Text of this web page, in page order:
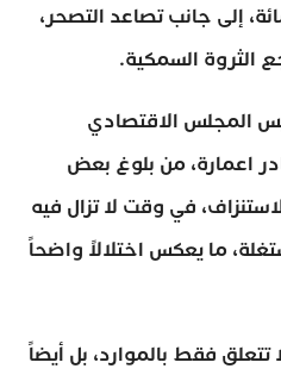
بـ23 في المائة، إلى جانب تصاعد التصحر،
الثروة السمكية.
المجلس الاقتصادي
اعمارة، من بلوغ بعض
في وقت لا تزال فيه
ما يعكس اختلالاً واضحاً
تتعلق فقط بالموارد، بل أيضاً